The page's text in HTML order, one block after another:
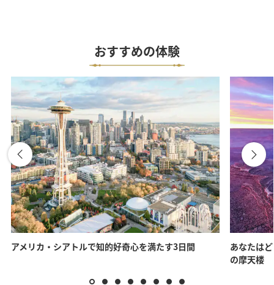
おすすめの体験
アメリカ・シアトルで知的好奇心を満たす3日間
あなたは
の摩天楼